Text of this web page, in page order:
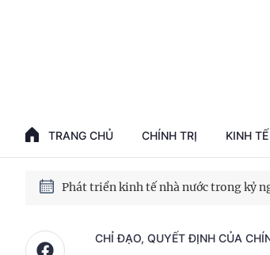
TRANG CHỦ CHÍNH TRỊ KINH TẾ
Phát triển nhà ở cho thuê - Trụ cột
Phát triển kinh tế nhà nước trong kỷ
CHỈ ĐẠO, QUYẾT ĐỊNH CỦA